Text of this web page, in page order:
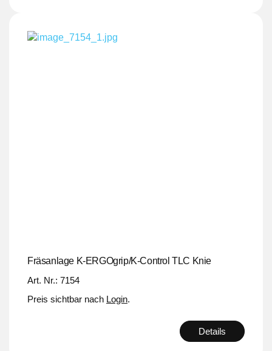
Fräsanlage K-ERGOgrip/K-Control TLC Knie
Art. Nr.: 7154
Preis sichtbar nach Login.
Details